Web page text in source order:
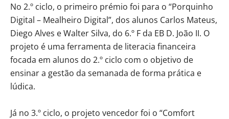
No 2.º ciclo, o primeiro prémio foi para o “Porquinho
Digital – Mealheiro Digital”, dos alunos Carlos Mateus,
Diego Alves e Walter Silva, do 6.º F da EB D. João II. O
projeto é uma ferramenta de literacia financeira
focada em alunos do 2.º ciclo com o objetivo de
ensinar a gestão da semanada de forma prática e
lúdica.
Já no 3.º ciclo, o projeto vencedor foi o “Comfort